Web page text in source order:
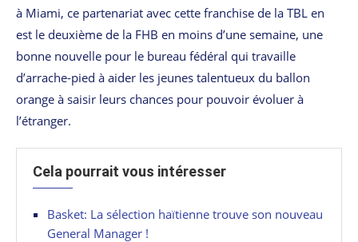
à Miami, ce partenariat avec cette franchise de la TBL en
est le deuxième de la FHB en moins d’une semaine, une
bonne nouvelle pour le bureau fédéral qui travaille
d’arrache-pied à aider les jeunes talentueux du ballon
orange à saisir leurs chances pour pouvoir évoluer à
l’étranger.
Cela pourrait vous intéresser
Basket: La sélection haïtienne trouve son nouveau
General Manager !